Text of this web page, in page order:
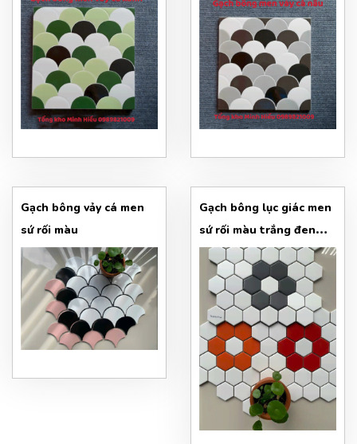
Gạch bông vảy cá men
sứ rối màu
Gạch bông lục giác men
sứ rối màu trắng đen
vàng đỏ